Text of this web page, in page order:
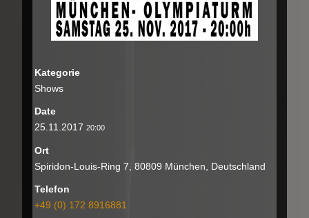
Kategorie
Shows
Date
25.11.2017 20:00
Ort
Spiridon-Louis-Ring 7, 80809 München, Deutschland
Telefon
+49 (0) 172 8916881